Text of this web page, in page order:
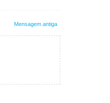
Mensagem antiga